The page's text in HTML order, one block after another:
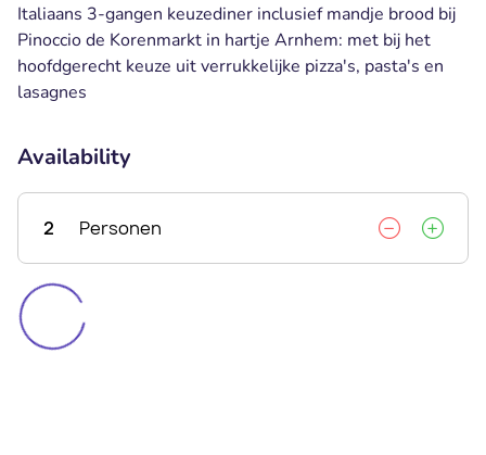
Italiaans 3-gangen keuzediner inclusief mandje brood bij
Pinoccio de Korenmarkt in hartje Arnhem: met bij het
hoofdgerecht keuze uit verrukkelijke pizza's, pasta's en
lasagnes
Availability
2 Personen